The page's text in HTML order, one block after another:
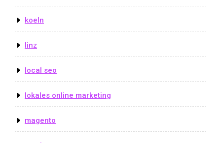
koeln
linz
local seo
lokales online marketing
magento